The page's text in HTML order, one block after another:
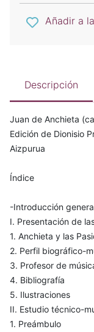
Añadir a
Descripción
Juan de Anchieta
Edición de Dionisio
Aizpurua
Índice
-Introducción
I. Presentación de
1. Anchieta y las
2. Perfil biográfico-
3. Profesor de
4. Bibliografía
5. Ilustraciones
II. Estudio técnico-
1. Preámbulo